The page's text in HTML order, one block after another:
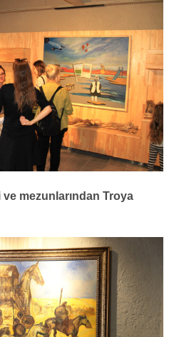
mezunlarından Troya